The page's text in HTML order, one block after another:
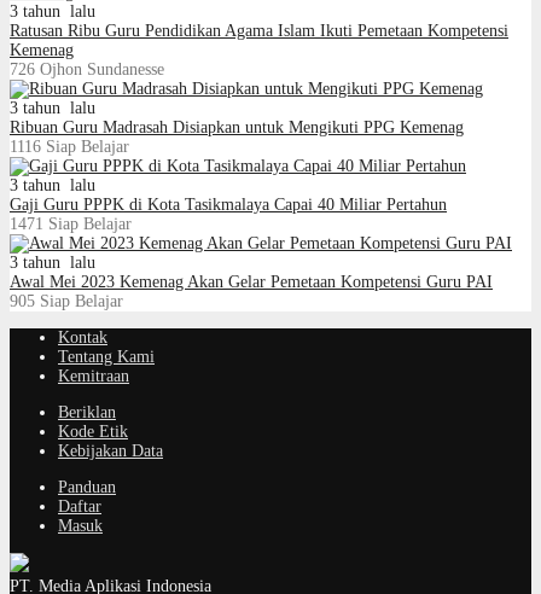
3 tahun lalu
Ratusan Ribu Guru Pendidikan Agama Islam Ikuti Pemetaan Kompetensi
Kemenag
726 Ojhon Sundanesse
3 tahun lalu
Ribuan Guru Madrasah Disiapkan untuk Mengikuti PPG Kemenag
1116 Siap Belajar
3 tahun lalu
Gaji Guru PPPK di Kota Tasikmalaya Capai 40 Miliar Pertahun
1471 Siap Belajar
3 tahun lalu
Awal Mei 2023 Kemenag Akan Gelar Pemetaan Kompetensi Guru PAI
905 Siap Belajar
Kontak
Tentang Kami
Kemitraan
Beriklan
Kode Etik
Kebijakan Data
Panduan
Daftar
Masuk
PT. Media Aplikasi Indonesia